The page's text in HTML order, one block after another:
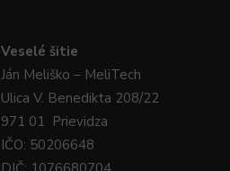
Veselé šitie
Ján Meliško – MeliTech
Ulica V. Benedikta 208/22
971 01 Prievidza
IČO: 50206648